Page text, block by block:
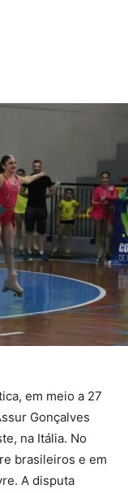
em meio a 27
Gonçalves
na Itália. No
brasileiros e em
A disputa